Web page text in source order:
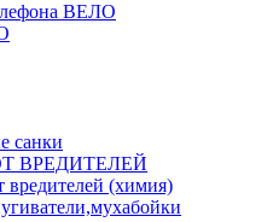
ВЕЛО
санки
ВРЕДИТЕЛЕЙ
вредителей (химия)